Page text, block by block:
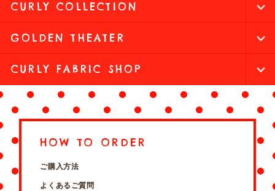
CURLY COLLECTION
GOLDEN THEATER
CURLY FABRIC SHOP
HOW TO ORDER
ご購入方法
よくあるご質問